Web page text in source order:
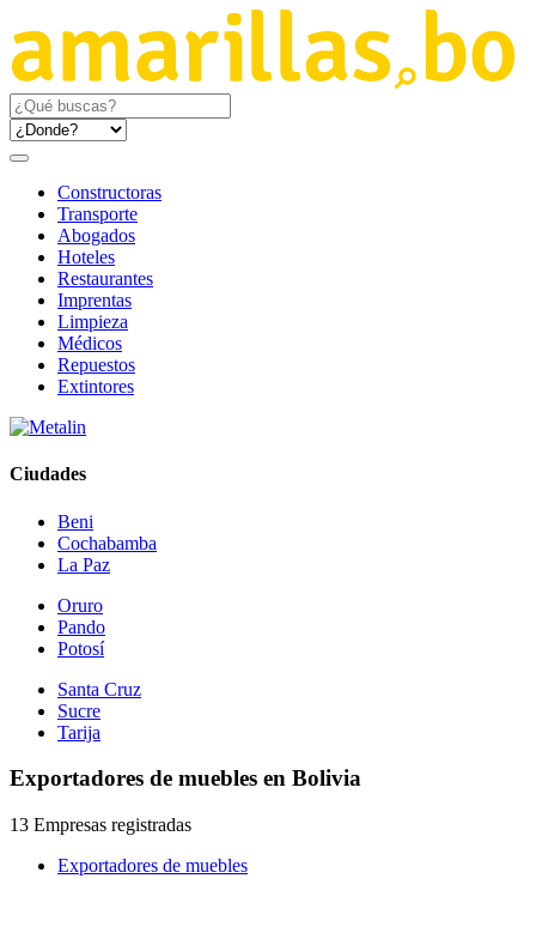
Constructoras
Transporte
Abogados
Hoteles
Restaurantes
Imprentas
Limpieza
Médicos
Repuestos
Extintores
Ciudades
Beni
Cochabamba
La Paz
Oruro
Pando
Potosí
Santa Cruz
Sucre
Tarija
Exportadores de muebles en Bolivia
13 Empresas registradas
Exportadores de muebles